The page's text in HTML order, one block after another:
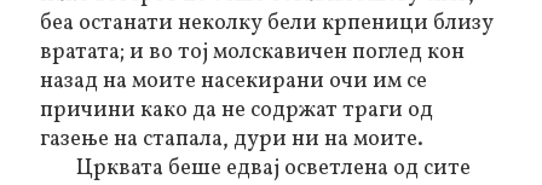
беа останати неколку бели крпеници близу
вратата; и во тој молскавичен поглед кон
назад на моите насекирани очи им се
причини како да не содржат траги од
газење на стапала, дури ни на моите.
Црквата беше едвај осветлена од сите